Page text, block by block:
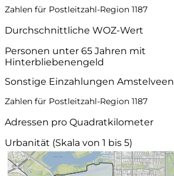
Zahlen für Postleitzahl-Region 1187
Durchschnittliche WOZ-Wert
Personen unter 65 Jahren mit
Hinterbliebenengeld
Sonstige Einzahlungen Amstelveen
Zahlen für Postleitzahl-Region 1187
Adressen pro Quadratkilometer
Urbanität (Skala von 1 bis 5)